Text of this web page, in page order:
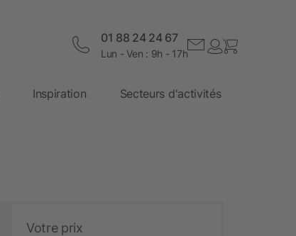
01 88 24 24 67
Lun - Ven : 9h - 17h
Inspiration Secteurs d'activités
Votre prix